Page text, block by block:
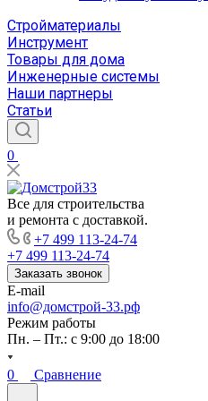
Стройматериалы
Инструмент
Товары для дома
Инженерные системы
Наши партнеры
Статьи
0
Все для строительства
и ремонта с доставкой.
+7 499 113-24-74
+7 499 113-24-74
Заказать звонок
E-mail
info@домстрой-33.рф
Режим работы
Пн. – Пт.: с 9:00 до 18:00
0 Сравнение